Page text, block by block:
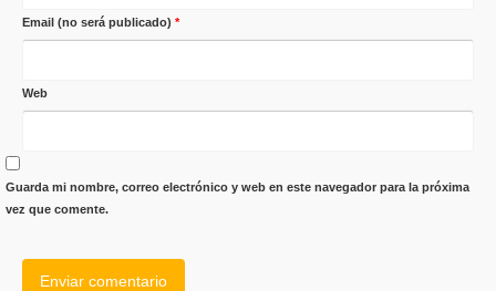
Email (no será publicado) *
Web
Guarda mi nombre, correo electrónico y web en este navegador para la próxima
vez que comente.